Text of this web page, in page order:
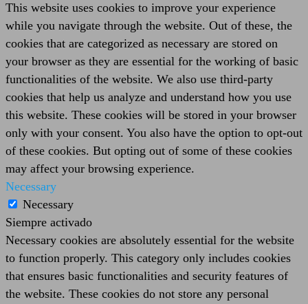
This website uses cookies to improve your experience
while you navigate through the website. Out of these, the
cookies that are categorized as necessary are stored on
your browser as they are essential for the working of basic
functionalities of the website. We also use third-party
cookies that help us analyze and understand how you use
this website. These cookies will be stored in your browser
only with your consent. You also have the option to opt-out
of these cookies. But opting out of some of these cookies
may affect your browsing experience.
Necessary
Necessary
Siempre activado
Necessary cookies are absolutely essential for the website
to function properly. This category only includes cookies
that ensures basic functionalities and security features of
the website. These cookies do not store any personal